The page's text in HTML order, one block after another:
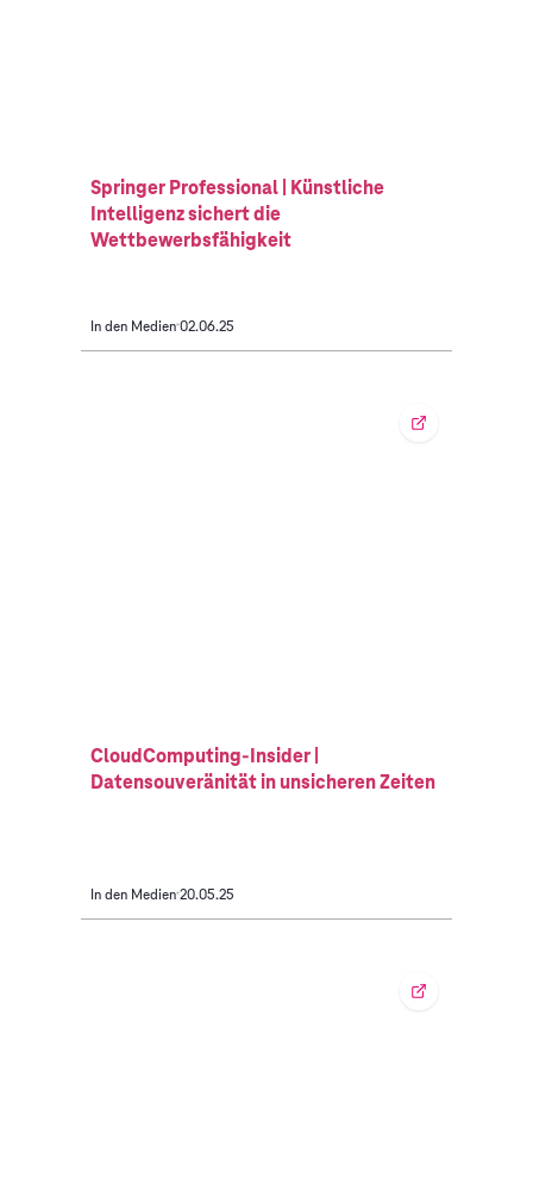
Springer Professional | Künstliche
Intelligenz sichert die
Wettbewerbsfähigkeit
In den Medien 02.06.25
CloudComputing-Insider |
Datensouveränität in unsicheren Zeiten
In den Medien 20.05.25